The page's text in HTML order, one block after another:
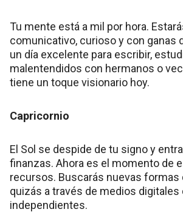
Tu mente está a mil por hora.
comunicativo, curioso y con ganas
un día excelente para escribir,
malentendidos con hermanos o
tiene un toque visionario hoy.
Capricornio
El Sol se despide de tu signo y
finanzas. Ahora es el momento de
recursos. Buscarás nuevas formas
quizás a través de medios
independientes.